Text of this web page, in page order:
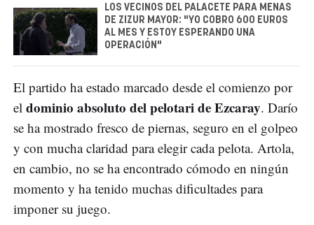
LOS VECINOS DEL PALACETE PARA MENAS
DE ZIZUR MAYOR: "YO COBRO 600 EUROS
AL MES Y ESTOY ESPERANDO UNA
OPERACIÓN"
El partido ha estado marcado desde el comienzo por
el dominio absoluto del pelotari deEzcaray. Darío
se ha mostrado fresco de piernas, seguro en el golpeo
y con mucha claridad para elegir cada pelota. Artola,
en cambio, no se ha encontrado cómodo en ningún
momento y ha tenido muchas dificultades para
imponer su juego.